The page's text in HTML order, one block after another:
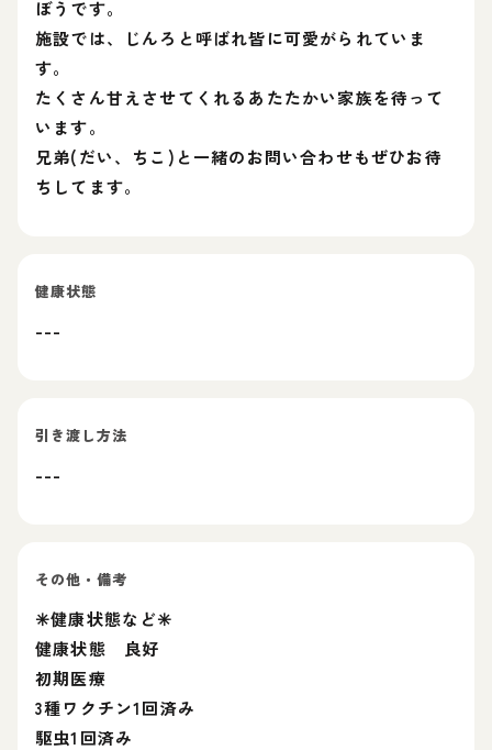
ぼうです。
施設では、じんろと呼ばれ皆に可愛がられていま
す。
たくさん甘えさせてくれるあたたかい家族を待って
います。
兄弟(だい、ちこ)と一緒のお問い合わせもぜひお待
ちしてます。
健康状態
---
引き渡し方法
---
その他・備考
✳️健康状態など✳️
健康状態 良好
初期医療
3種ワクチン1回済み
駆虫1回済み